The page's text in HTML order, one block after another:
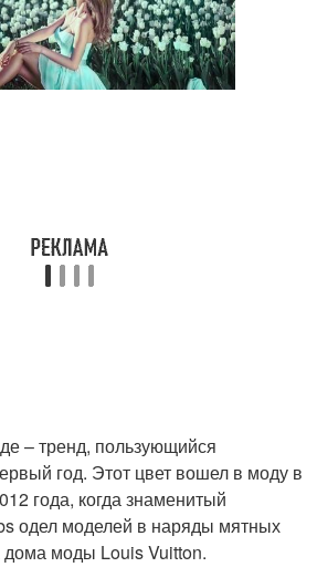
– тренд, пользующийся
год. Этот цвет вошел в моду в
года, когда знаменитый
одел моделей в наряды мятных
дома моды Louis Vuitton.